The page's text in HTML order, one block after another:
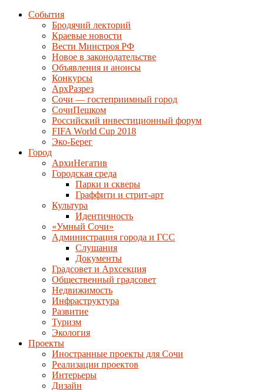
События
Бродячий лекторий
Краевые новости
Вести Минстроя РФ
Новое в законодательстве
Объявления и анонсы
Конкурсы
АрхРазрез
Сочи — гостеприимный город
СочиПешком
Российский инвестиционный форум
FIFA World Cup 2018
Эко-Берег
Город
АрхиНегатив
Городская среда
Парки и скверы
Граффити и стрит-арт
Культура
Идентичность
«Умный Сочи»
Администрация города и ГСС
Слушания
Документы
Градсовет и Архсекция
Общественный градсовет
Недвижимость
Инфраструктура
Развитие
Туризм
Экология
Проекты
Иностранные проекты для Сочи
Реализации проектов
Интерьеры
Дизайн